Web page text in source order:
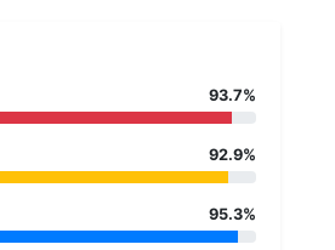
93.7%
92.9%
95.3%